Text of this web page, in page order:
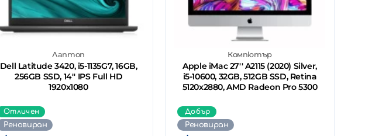
Лаптоп
Dell Latitude 3420, i5-1135G7, 16GB,
256GB SSD, 14'' IPS Full HD
1920x1080
Отличен
Реновиран
Компютър
Apple iMac 27'' A2115 (2020) Silver,
i5-10600, 32GB, 512GB SSD, Retina
5120x2880, AMD Radeon Pro 5300
Добър
Реновиран